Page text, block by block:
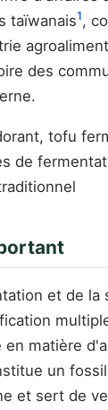
taïwanais1,
des
tofu
de
et de la
en matière
un
et sert de